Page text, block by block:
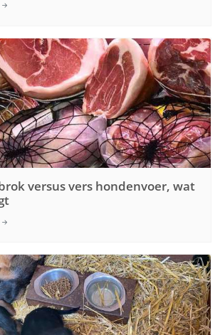
versus vers hondenvoer, wat